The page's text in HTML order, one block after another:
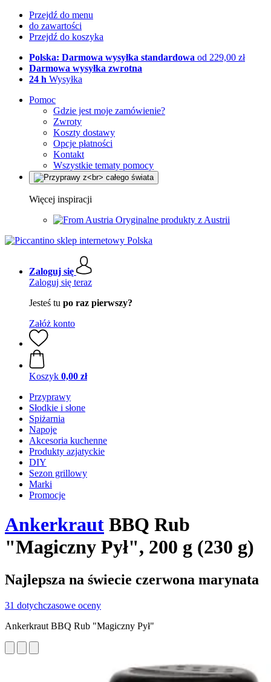
Przejdź do menu
do zawartości
Przejdź do koszyka
Polska: Darmowa wysyłka standardowa od 229,00 zł
Darmowa wysyłka zwrotna
24 h Wysyłka
Pomoc
Gdzie jest moje zamówienie?
Zwroty
Koszty dostawy
Opcje płatności
Kontakt
Wszystkie tematy pomocy
Więcej inspiracji
Oryginalne produkty z Austrii
Zaloguj się
Zaloguj się teraz
Jesteś tu po raz pierwszy?
Załóż konto
Koszyk 0,00 zł
Przyprawy
Słodkie i słone
Spiżarnia
Napoje
Akcesoria kuchenne
Produkty azjatyckie
DIY
Sezon grillowy
Marki
Promocje
Ankerkraut BBQ Rub
"Magiczny Pył", 200 g (230 g)
Najlepsza na świecie czerwona marynata
31 dotychczasowe oceny
Ankerkraut BBQ Rub "Magiczny Pył"